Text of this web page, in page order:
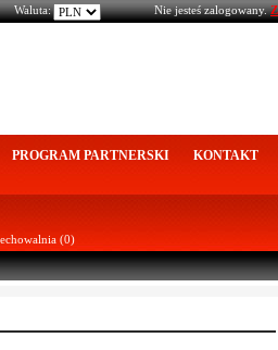
Nie jesteś zalogowany.
PROGRAM PARTNERSKI KONTAKT
(0)
Waluta: